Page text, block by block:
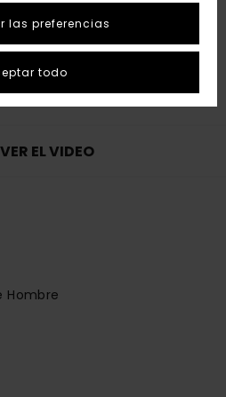
VER EL VIDEO
Hombre
las preferencias
todo